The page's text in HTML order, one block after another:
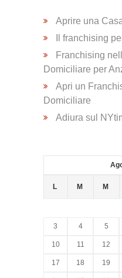
Aprire una
Il franchising
Franchising
Domiciliare per
Apri un
Domiciliare
Adiura sul
L M M
3 4 5
10 11 12
17 18 19
Disabili
Dimissioni
Ospedaliere
Podologia
Consulenza